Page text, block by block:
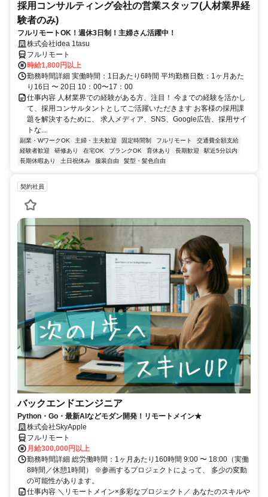
採用コンサルティング会社の営業スタッフ(人材業界経
験者のみ)
フルリモートOK！週休3日制！主婦さん活躍中！
株式会社idea 1tasu
フルリモート
時給1,800円以上
勤務時間詳細 実働時間：1日あたり6時間 平均勤務日数：1ヶ月あた
り16日 〜 20日 10：00〜17：00
仕事内容 人材業界での経験がある方、注目！ 今までの経験を活かし
て、採用コンサルタントとしてご活躍いただきます お客様の採用課
題を解決するために、 求人メディア、SNS、Google広告、採用サイ
トな...
副業・WワークOK 主婦・主夫歓迎 固定時間制 フルリモート
交通費全額支給
経験者歓迎
研修あり 在宅OK ブランクOK 育休あり 長期歓迎
駅近5分以内
長期休暇あり
土日祝休み 服装自由 髪型・髪色自由
契約社員
バックエンドエンジニア
Python・Go・最新AIなどモダン開発！リモートメイン★
株式会社SkyApple
フルリモート
月給300,000円以上
勤務時間詳細 総労働時間：1ヶ月あたり160時間 9:00 〜 18:00（実働
8時間／休憩1時間） ※参画するプロジェクトによって、 多少の変動
の可能性があります。
仕事内容 ＼リモートメイン×多彩なプロジェクト／ あなたのスキルや